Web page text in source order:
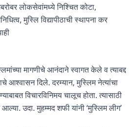
लोकसेवांमध्ये निश्चित कोटा,
मुस्लि विद्यापीठाची स्थापना कर
मागणीचे आनंदाने स्वागत केले व त्याबद्द
आश्वासन दिले. दरम्यान, मुस्लिम नेत्यांचा
विचारविनिमय चालूच होता. त्यासाठी
उदा. मुहम्मद शफी यांनी ‘मुस्लिम लीग’